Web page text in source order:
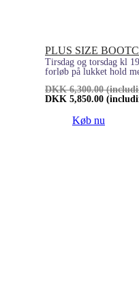
PLUS SIZE
Tirsdag og torsdag kl
forløb på lukket hold
DKK 6,300.00
DKK 5,850.00
Køb nu